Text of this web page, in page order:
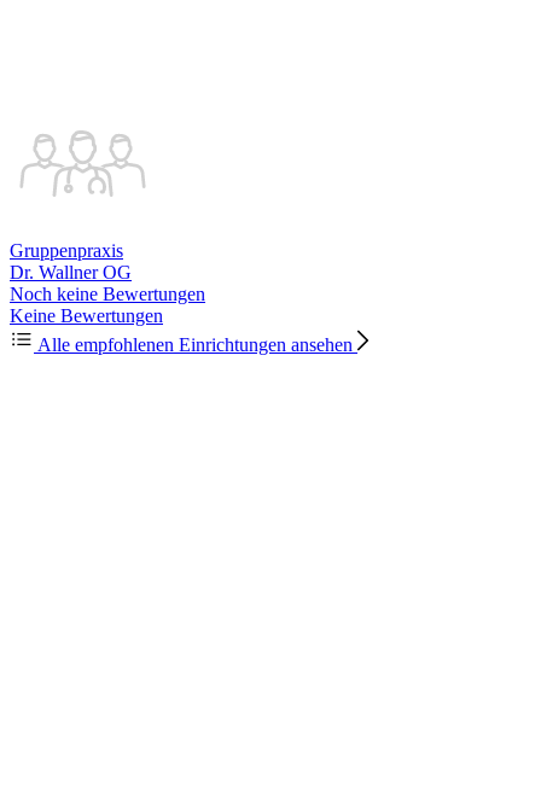
Gruppenpraxis
Dr. Wallner OG
Noch keine Bewertungen
Keine Bewertungen
Alle empfohlenen Einrichtungen ansehen